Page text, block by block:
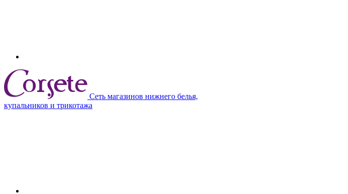
Сеть магазинов нижнего белья,
купальников и трикотажа